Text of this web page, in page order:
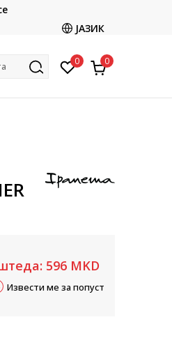
во продавницата
ЈАЗИК
0 0
596 MKD
Извести ме за попуст